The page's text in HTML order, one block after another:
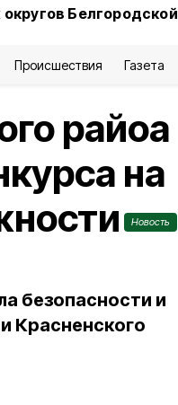
Белгородской
Происшествия Газета
райоа
на
Новость
безопасности и
Красненского